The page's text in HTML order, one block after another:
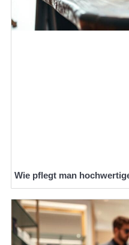
Wie pflegt man